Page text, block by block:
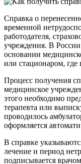
Справка о
временной
работодателя,
учреждения. В
основании
или стационаром, где
Процесс получения
медицинское
этого необходимо
терапевта или
проводилось
оформляется
В справке
лечение и период
подписывается